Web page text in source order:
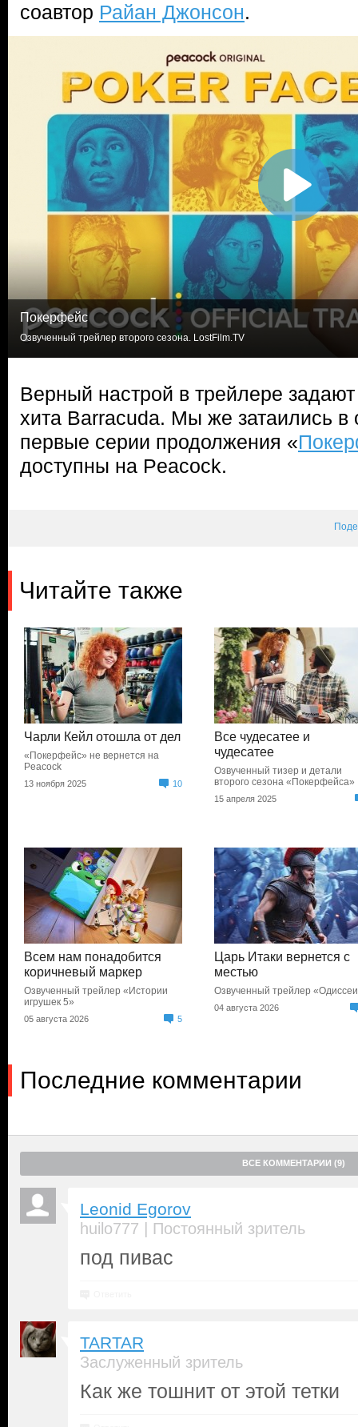
соавтор Райан Джонсон.
Покерфейс
Озвученный трейлер второго сезона. LostFilm.TV
Верный настрой в трейлере
хита Barracuda. Мы же затаились в
первые серии продолжения «
доступны на Peacock.
Читайте также
Чарли Кейл отошла от дел
«Покерфейс» не вернется на
Peacock
13 ноября 2025 10
Все чудесатее и
чудесатее
Озвученный тизер и детали
второго сезона «Покерфейса»
15 апреля 2025
Всем нам понадобится
коричневый маркер
Озвученный трейлер «Истории
игрушек 5»
05 августа 2026 5
Царь Итаки вернется с
местью
Озвученный трейлер
04 августа 2026
Последние комментарии
ВСЕ КОММЕНТАРИИ (9)
Leonid Egorov
huilo777 | Постоянный зритель
под пивас
TARTAR
Заслуженный зритель
Как же тошнит от этой тетки